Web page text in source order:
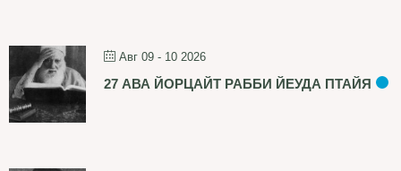
Авг 09 - 10 2026
27 АВА ЙОРЦАЙТ РАББИ ЙЕУДА ПТАЙЯ